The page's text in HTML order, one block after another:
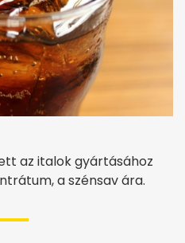
az italok gyártásához
a szénsav ára.